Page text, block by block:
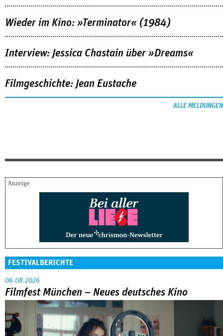
Wieder im Kino: »Terminator« (1984)
Interview: Jessica Chastain über »Dreams«
Filmgeschichte: Jean Eustache
ALLE MELDUNGEN
FESTIVALBERICHTE
06.08.2026
Filmfest München – Neues deutsches Kino